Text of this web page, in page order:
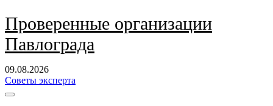
Перейти
к
содержанию
Проверенные организации
Павлограда
09.08.2026
Советы эксперта